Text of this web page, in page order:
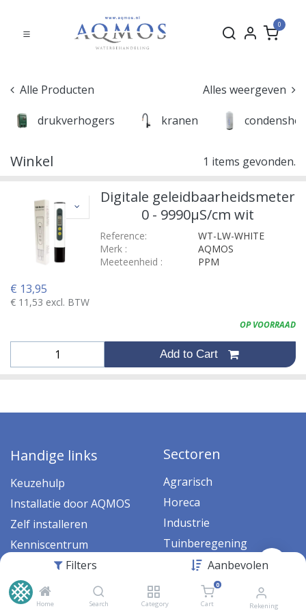
Filters Aanbevolen
Home Search Category
0
Cart Rekening
0
Alle Producten Alles weergeven
drukverhogers kranen
Winkel 1 items gevonden.
Digitale geleidbaarheidsmeter
0 - 9990µS/cm wit
Reference:
WT-LW-WHITE
Merk :
AQMOS
Meeteenheid : PPM
€ 13,95
€ 11,53 excl. BTW
OP VOORRAAD
Add to Cart
Handige links
Keuzehulp
Installatie door AQMOS
Zelf installeren
Kenniscentrum
Veelgestelde vragen
Inloggen
Sectoren
Agrarisch
Horeca
Industrie
Tuinberegening